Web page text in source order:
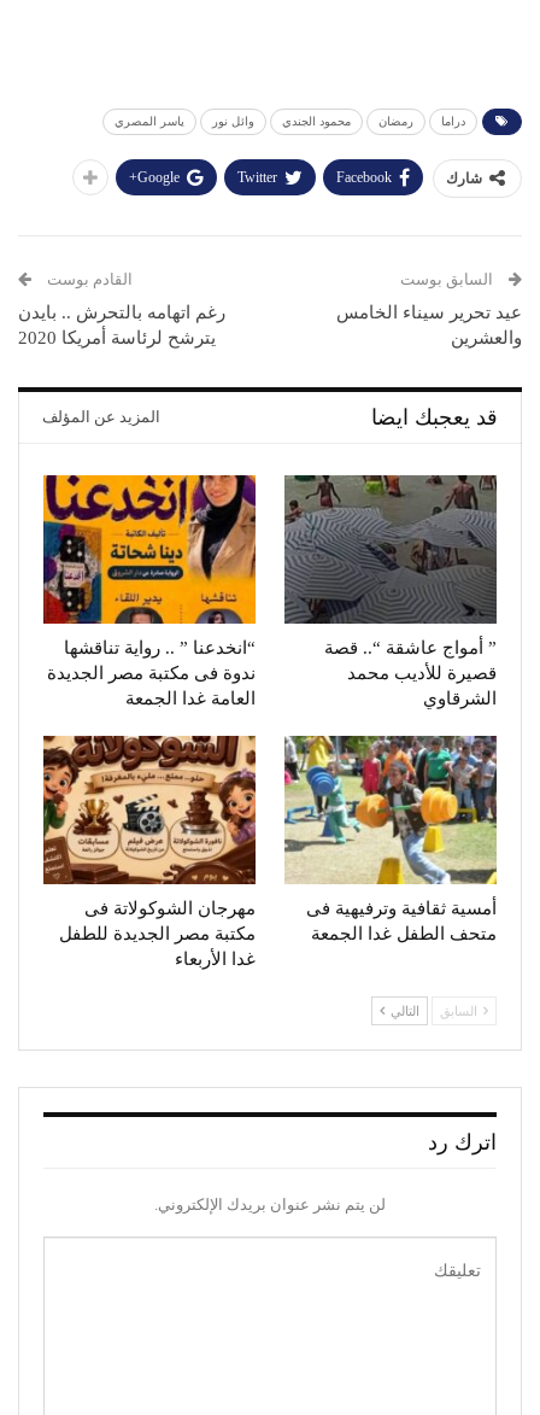
دراما رمضان محمود الجندي وائل نور ياسر المصري
شارك Facebook
Twitter
Google+
السابق بوست
عيد تحرير سيناء الخامس
والعشرين
القادم بوست
رغم اتهامه بالتحرش .. بايدن
يترشح لرئاسة أمريكا 2020
قد يعجبك ايضا المزيد عن المؤلف
” أمواج عاشقة “.. قصة
قصيرة للأديب محمد
الشرقاوي
“انخدعنا ” .. رواية تناقشها
ندوة فى مكتبة مصر الجديدة
العامة غدا الجمعة
أمسية ثقافية وترفيهية فى
متحف الطفل غدا الجمعة
مهرجان الشوكولاتة فى
مكتبة مصر الجديدة للطفل
غدا الأربعاء
السابق التالي
اترك رد
لن يتم نشر عنوان بريدك الإلكتروني.